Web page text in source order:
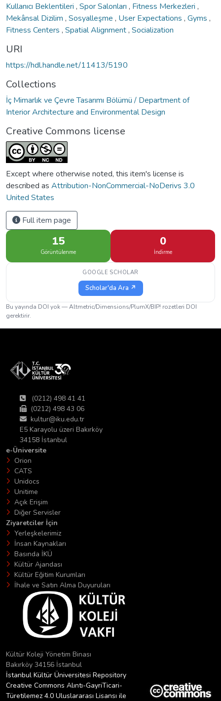
Kullanıcı Beklentileri , Spor Salonları , Fitness Merkezleri ,
Mekânsal Dizilim , Sosyalleşme , User Expectations , Gyms ,
Fitness Centers , Spatial Alignment, Socialization
URI
https://hdl.handle.net/11413/5190
Collections
İç Mimarlık ve Çevre Tasarımı Bölümü / Department of
Interior Architecture and Environmental Design
Creative Commons license
Except where otherwise noted, this item's license is
described as Attribution-NonCommercial-NoDerivs 3.0
United States
Full item page
15
Görüntülenme
0
İndirme
GOOGLE SCHOLAR
Scholar'da Ara ↗
Bu yayında DOI yok — Altmetric/Dimensions/PlumX/BIP! rozetleri DOI
gerektirir.
(0212) 498 41 41
(0212) 498 43 06
kultur@iku.edu.tr
E5 Karayolu üzeri Bakırköy
34158 İstanbul
e-Üniversite
Orion
CATS
Unidocs
Unitime
Açık Erişim
Diğer Servisler
Ziyaretciler İçin
Yerleşkelerimiz
İnsan Kaynakları
Basında İKÜ
Kültür Ajandası
Kültür Eğitim Kurumları
İhale ve Satın Alma Duyuruları
Kültür Koleji Yönetim Binası
Bakırköy 34156 İstanbul
İstanbul Kültür Üniversitesi Repository
Creative Commons Alıntı-GayriTicari-
Türetilemez 4.0 Uluslararası Lisansı ile